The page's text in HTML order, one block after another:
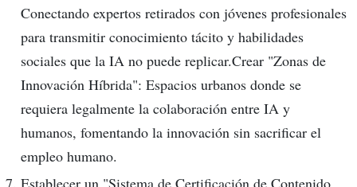
Conectando expertos retirados con jóvenes profesionales
para transmitir conocimiento tácito y habilidades
sociales que la IA no puede replicar.Crear "Zonas de
Innovación Híbrida": Espacios urbanos donde se
requiera legalmente la colaboración entre IA y
humanos, fomentando la innovación sin sacrificar el
empleo humano.
Establecer un "Sistema de Certificación de Contenido